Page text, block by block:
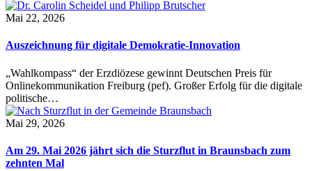
Mai 22, 2026
Auszeichnung für digitale Demokratie-Innovation
„Wahlkompass“ der Erzdiözese gewinnt Deutschen Preis für
Onlinekommunikation Freiburg (pef). Großer Erfolg für die digitale
politische…
Mai 29, 2026
Am 29. Mai 2026 jährt sich die Sturzflut in Braunsbach zum
zehnten Mal